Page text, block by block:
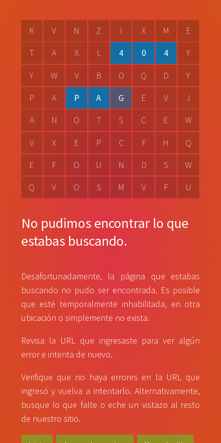
K V N Z I X M
E
T
A X L 4 0 4
Y
Y
W V B O Q D
Y
P
A P A G E V
J
A
N O T S C E
W
V
X E P C F H
Q
E
F O U N D S
W
Q
V O S M V F U
No pudimos encontrar lo que
estabas buscando.
Desafortunadamente, la página que estabas
buscando no pudo ser encontrada. Es posible
que esté temporalmente inhabilitada, en otra
ubicación o simplemente no exista.
Revisa la URL que ingresaste para ver algún
error e intenta de nuevo.
Verifique que no haya errores en la URL que
ingresó y vuelva a intentarlo. Alternativamente,
busque lo que falte o eche un vistazo al resto
de nuestro sitio.